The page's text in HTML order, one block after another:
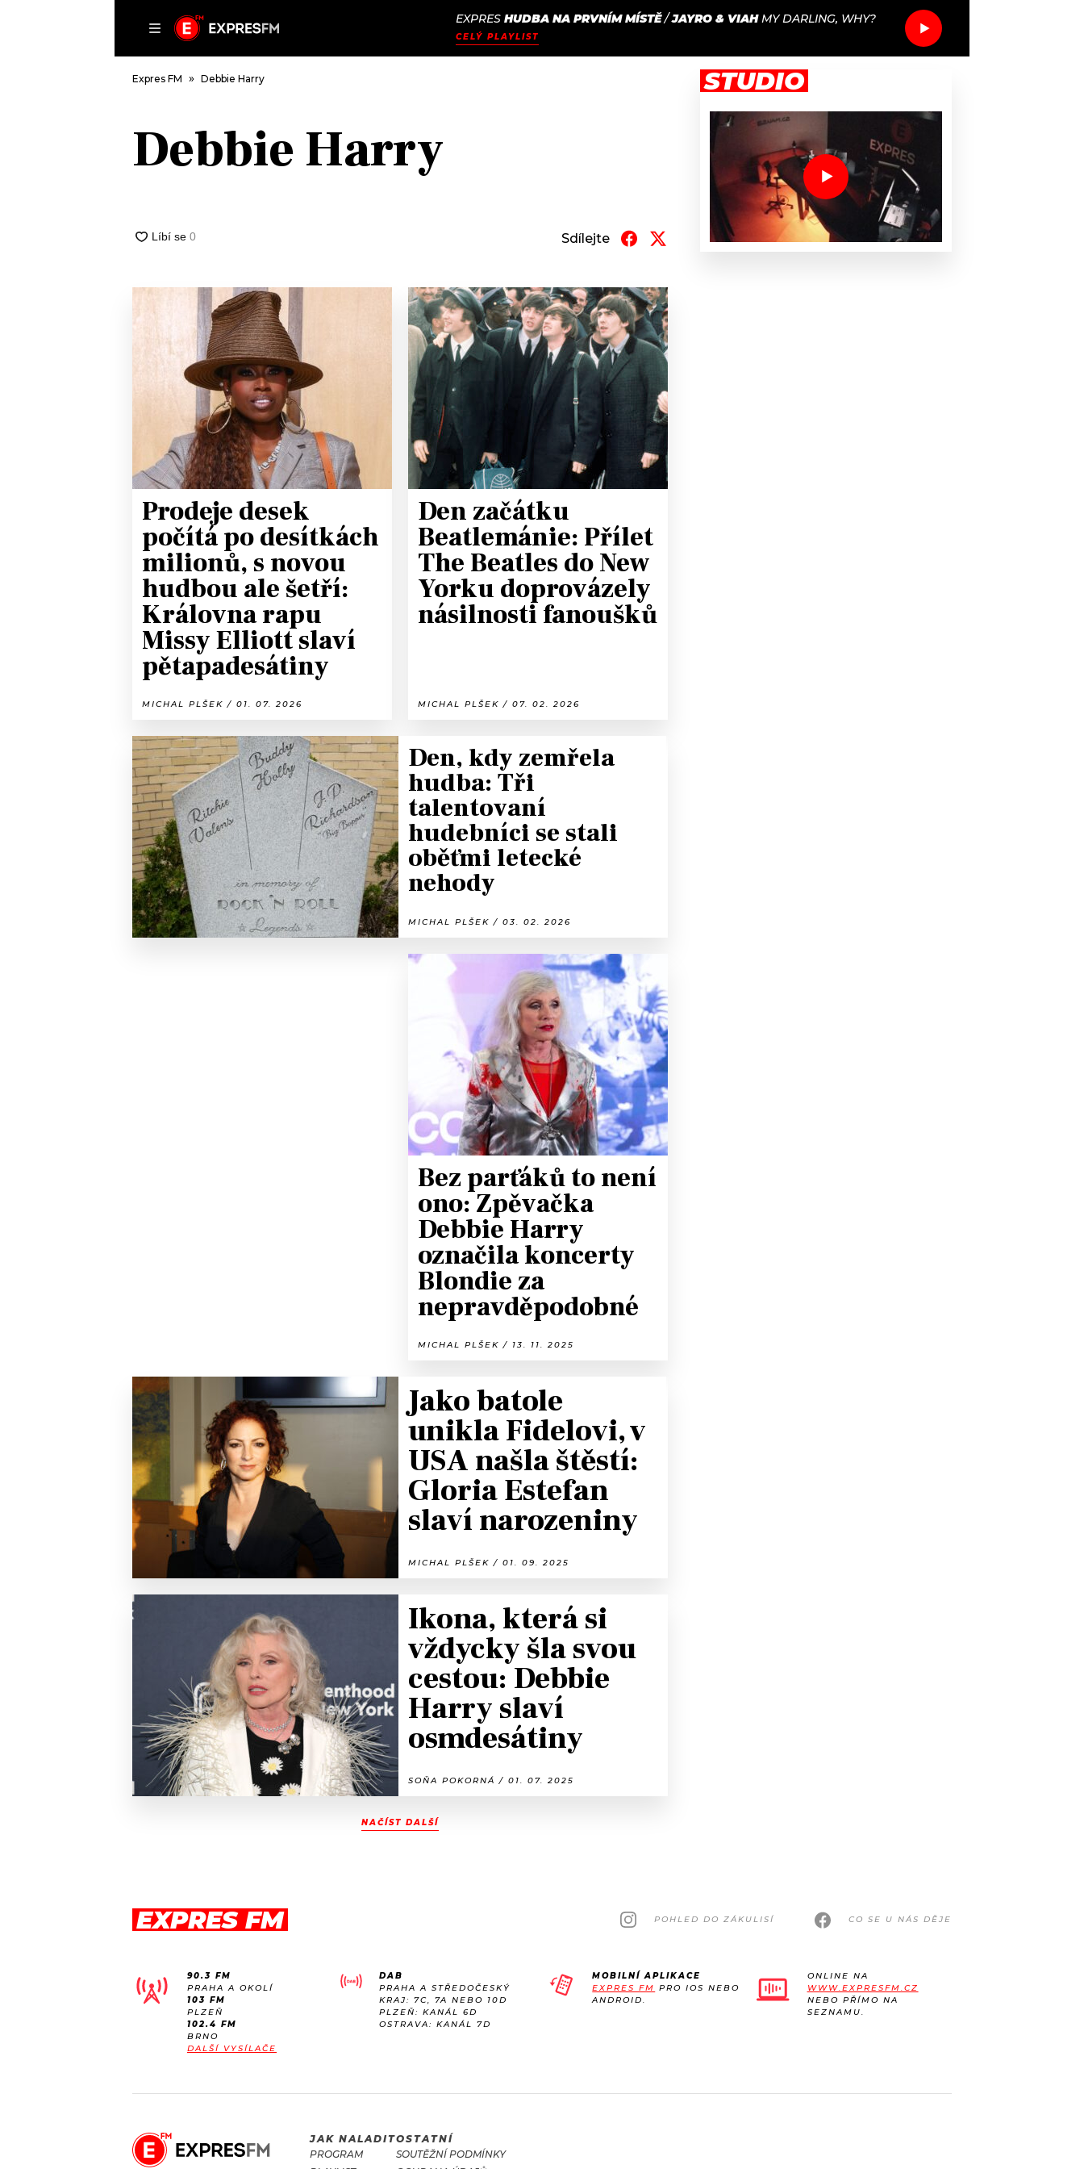
NALADIT
EXPRES HUDBA NA PRVNÍM MÍSTĚ/JAYRO & VIAH MY DARLING, WHY?
CELÝ PLAYLIST
DOMŮ
HUDBA
KALENDÁŘ
MIX
PODCASTY
JAK NALADIT
RÁDIO
APLIKACE
PROGRAM
PLAYLIST
JAK NALADIT
SOUTĚŽE
Expres FM Debbie Harry
Debbie Harry
Sdílejte
Prodeje desek
počítá po desítkách
milionů, s novou
hudbou ale šetří:
Královna rapu
Missy Elliott slaví
pětapadesátiny
MICHAL PLŠEK / 01. 07. 2026
Den začátku
Beatlemánie: Přílet
The Beatles do New
Yorku doprovázely
násilnosti fanoušků
MICHAL PLŠEK / 07. 02. 2026
Den, kdy zemřela
hudba: Tři
talentovaní
hudebníci se stali
oběťmi letecké
nehody
MICHAL PLŠEK / 03. 02. 2026
Bez parťáků to není
ono: Zpěvačka
Debbie Harry
označila koncerty
Blondie za
nepravděpodobné
MICHAL PLŠEK / 13. 11. 2025
Jako batole
unikla Fidelovi, v
USA našla štěstí:
Gloria Estefan
slaví narozeniny
MICHAL PLŠEK / 01. 09. 2025
Ikona, která si
vždycky šla svou
cestou: Debbie
Harry slaví
osmdesátiny
SOŇA POKORNÁ / 01. 07. 2025
NAČÍST DALŠÍ
STUDIO
EXPRES FM POHLED DO ZÁKULISÍ CO SE U NÁS DĚJE
90.3 FM
PRAHA A OKOLÍ
103 FM
PLZEŇ
102.4 FM
BRNO
DALŠÍ VYSÍLAČE
DAB
PRAHA A STŘEDOČESKÝ
KRAJ: 7C, 7A NEBO 10D
PLZEŇ: KANÁL 6D
OSTRAVA: KANÁL 7D
MOBILNÍ APLIKACE
EXPRES FM PRO IOS NEBO
ANDROID.
ONLINE NA
WWW.EXPRESFM.CZ
NEBO PŘÍMO NA
SEZNAMU.
JAK NALADIT
PROGRAM
OSTATNÍ
SOUTĚŽNÍ PODMÍNKY